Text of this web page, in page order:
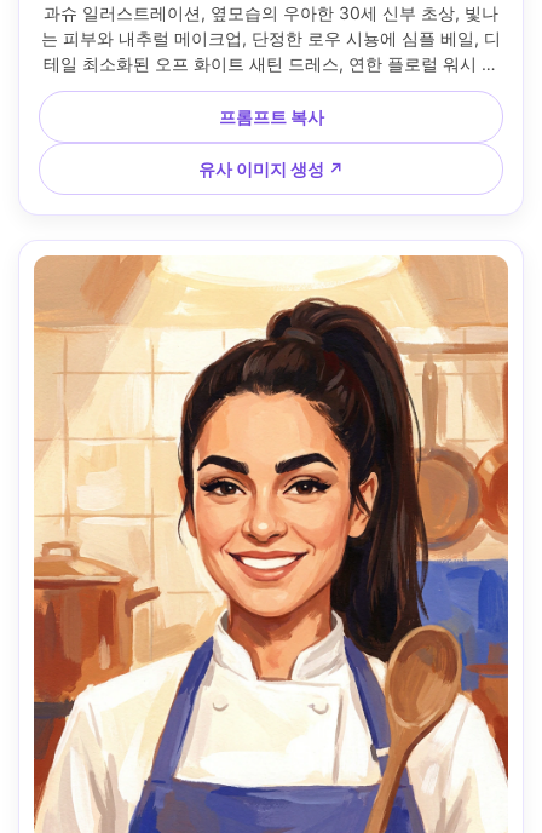
과슈 일러스트레이션, 옆모습의 우아한 30세 신부 초상, 빛나
는 피부와 내추럴 메이크업, 단정한 로우 시뇽에 심플 베일, 디
테일 최소화된 오프 화이트 새틴 드레스, 연한 플로럴 워시 배
경, 순수한 아침 햇살과 진주빛 하이라이트, 매트 안료, 섬세한
레이어 워시, 배경에 보이는 종이 결, 또렷한 속눈썹·립 라인,
부드러운 아이보리와 블러쉬 팔레트, 다정하고 고요한 무드,
85mm 렌즈, 얕은 심도 --ar 4:5
프롬프트 복사
유사 이미지 생성 ↗